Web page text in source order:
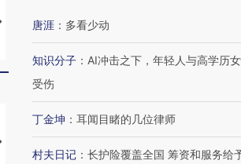
马航飞行员跨国走私7万
【推广】走进第四届链博
会，让数智科技“链”接产
【特别呈现】寻找100种
唐涯 ： 多看少动
知识分子 ： AI冲击之下，年轻人与高学历
受伤
丁金坤 ： 耳闻目睹的几位律师
村夫日记 ： 长护险覆盖全国 筹资和服务给